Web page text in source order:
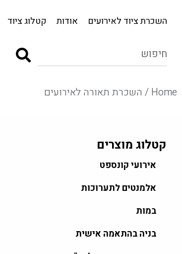
השכרת ציוד לאירועים אודות קטלוג ציוד השכרת ציוד לאירועים אודות
Home / השכרת תאורה לאירועים
קטלוג מוצרים
אירועי קונספט
אלמנטים לתערוכות
במות
בניה בהתאמה אישית